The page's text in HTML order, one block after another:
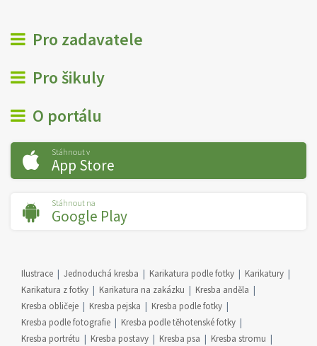
Pro zadavatele
Pro šikuly
O portálu
Stáhnout v
App Store
Stáhnout na
Google Play
Ilustrace Jednoduchá kresba Karikatura podle fotky
Karikatury
Karikatura z fotky
Karikatura na zakázku
Kresba anděla
Kresba obličeje
Kresba pejska
Kresba podle fotky
Kresba podle fotografie
Kresba podle těhotenské fotky
Kresba portrétu
Kresba postavy Kresba psa
Kresba stromu